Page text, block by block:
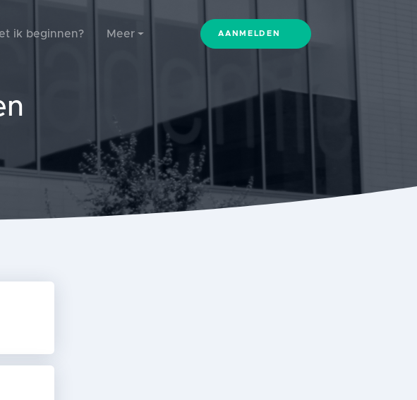
ik beginnen? Meer AANMELDEN